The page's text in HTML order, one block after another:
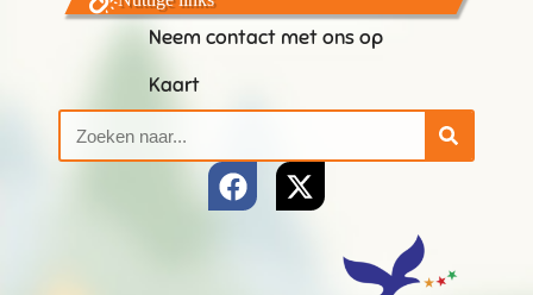
Neem contact met ons op
Kaart